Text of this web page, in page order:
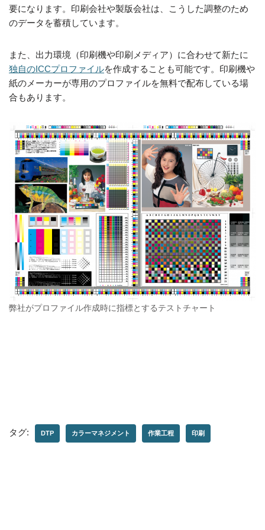
要になります。印刷会社や製版会社は、こうした調整のため
のデータを蓄積しています。
また、出力環境（印刷機や印刷メディア）に合わせて新たに
独自のICCプロファイルを作成することも可能です。印刷機や
紙のメーカーが専用のプロファイルを無料で配布している場
合もあります。
弊社がプロファイル作成時に指標とするテストチャート
タグ: DTP カラーマネジメント 作業工程 印刷